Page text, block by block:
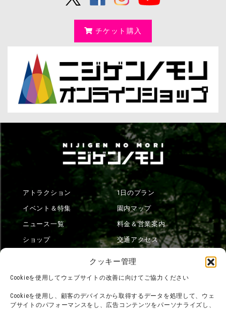
クッキー管理
Cookieを使用してウェブサイトの改善に向けてご協力ください
Cookieを使用し、顧客のデバイスから取得するデータを処理して、ウェ
ブサイトのパフォーマンスをし、広告コンテンツをパーソナライズし、
チケット購入
アトラクション
イベント＆特集
ニュース一覧
ショップ
1日のプラン
園内マップ
料金＆営業案内
交通アクセス